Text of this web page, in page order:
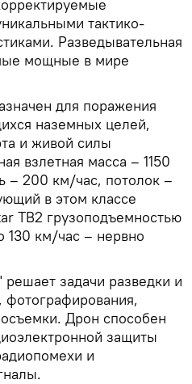
тактико-
Разведывательная
мощные в мире
для поражения
наземных целей,
и живой силы
взлетная масса – 1150
– 200 км/час, потолок –
в этом классе
TB2 грузоподъемностью
130 км/час – нервно
задачи разведки и
фотографирования,
Дрон способен
защиты
и